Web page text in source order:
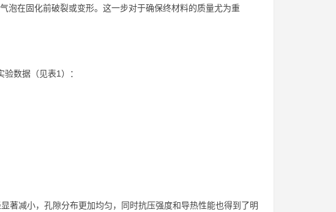
泡在固化前破裂或变形。这一步对于确保终材料的质量尤为重
数据（见表1）：
著减小，孔隙分布更加均匀，同时抗压强度和导热性能也得到了明